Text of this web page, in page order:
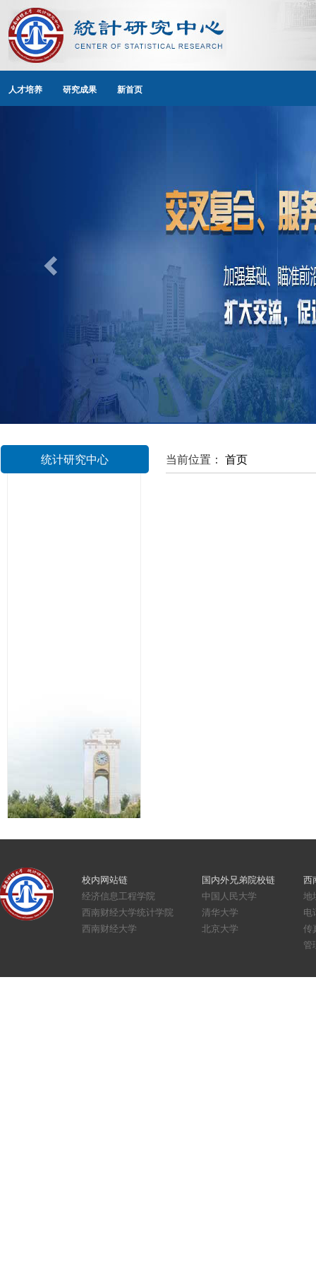
人才培养 研究成果 新首页
Previous
统计研究中心 当前位置： 首页
校内网站链
经济信息工程学院
西南财经大学统计学院
西南财经大学
国内外兄弟院校链
中国人民大学
清华大学
北京大学
西
地
电
传
管